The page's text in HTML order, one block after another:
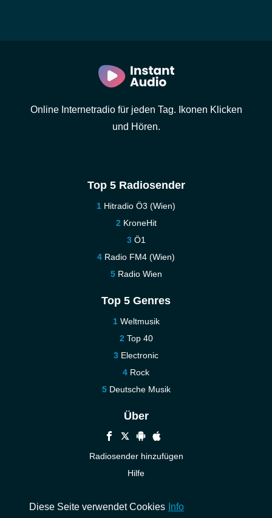
Online Internetradio für jeden Tag. Ikonen Klicken
und Hören.
Top 5 Radiosender
Hitradio Ö3 (Wien)
KroneHit
Ö1
Radio FM4 (Wien)
Radio Wien
Top 5 Genres
Weltmusik
Top 40
Electronic
Rock
Deutsche Musik
Über
Radiosender hinzufügen
Hilfe
Diese Seite verwendet Cookies Info